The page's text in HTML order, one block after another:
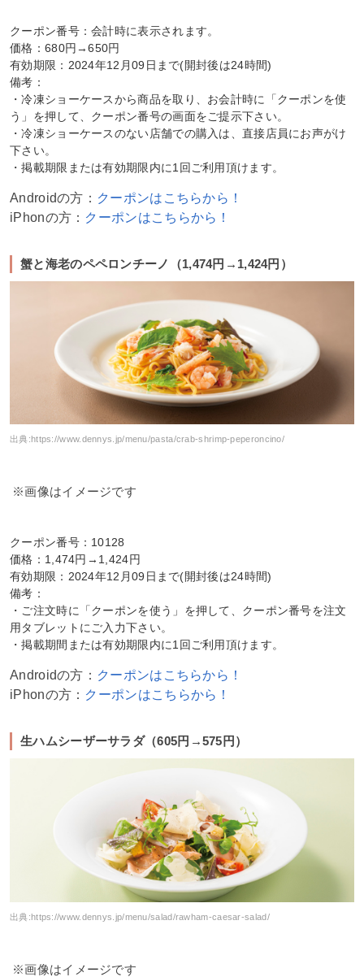
クーポン番号：会計時に表示されます。
価格：680円→650円
有効期限：2024年12月09日まで(開封後は24時間)
備考：
・冷凍ショーケースから商品を取り、お会計時に「クーポンを使
う」を押して、クーポン番号の画面をご提示下さい。
・冷凍ショーケースのない店舗での購入は、直接店員にお声がけ
下さい。
・掲載期限または有効期限内に1回ご利用頂けます。
Androidの方： クーポンはこちらから！
iPhonの方： クーポンはこちらから！
蟹と海老のペペロンチーノ（1,474円→1,424円）
出典: https://www.dennys.jp/menu/pasta/crab-shrimp-peperoncino/
※画像はイメージです
クーポン番号：10128
価格：1,474円→1,424円
有効期限：2024年12月09日まで(開封後は24時間)
備考：
・ご注文時に「クーポンを使う」を押して、クーポン番号を注文
用タブレットにご入力下さい。
・掲載期間または有効期限内に1回ご利用頂けます。
Androidの方： クーポンはこちらから！
iPhonの方： クーポンはこちらから！
生ハムシーザーサラダ（605円→575円）
出典:https://www.dennys.jp/menu/salad/rawham-caesar-salad/
※画像はイメージです